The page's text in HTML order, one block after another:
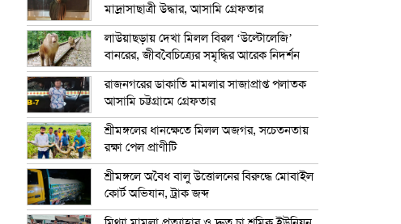
মাদ্রাসাছাত্রী উদ্ধার, আসামি গ্রেফতার
লাউয়াছড়ায় দেখা মিলল বিরল ‘উল্টোলেজি’
বানরের, জীববৈচিত্র্যের সমৃদ্ধির আরেক নিদর্শন
রাজনগরের ডাকাতি মামলার সাজাপ্রাপ্ত পলাতক
আসামি চট্টগ্রামে গ্রেফতার
শ্রীমঙ্গলের ধানক্ষেতে মিলল অজগর, সচেতনতায়
রক্ষা পেল প্রাণীটি
শ্রীমঙ্গলে অবৈধ বালু উত্তোলনের বিরুদ্ধে মোবাইল
কোর্ট অভিযান, ট্রাক জব্দ